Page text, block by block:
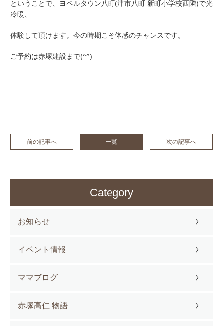
ということで、ヨベルタウン八町(津市八町 新町小学校西隣)で光
冷暖、
体験して頂けます。今の時期こそ体感のチャンスです。
ご予約は赤塚建設まで(^^)
前の記事へ 一覧 次の記事へ
Category
お知らせ
イベント情報
ママブログ
赤塚高仁 物語